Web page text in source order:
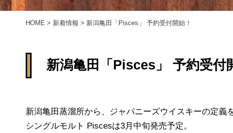
HOME > 新着情報 > 新潟亀田「Pisces」 予約受付開始！
新潟亀田「Pisces」 予約受付
新潟亀田蒸溜所から、ジャパニーズウイスキーの定義
シングルモルト Piscesは3月中旬発売予定。